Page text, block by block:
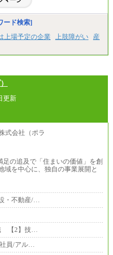
変更ございません。
ード検索]
上場予定の企業 上肢障がい
産
更新
の追及で「住まいの価値」を創
域を中心に、独自の事業展開と
・不動産/…
【2】技…
員/アル…